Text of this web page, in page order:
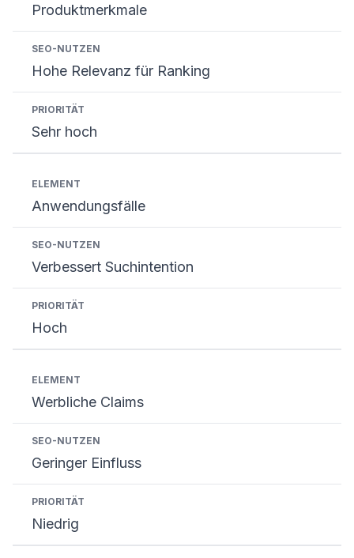
Produktmerkmale
Hohe Relevanz für Ranking
Sehr hoch
Anwendungsfälle
Verbessert Suchintention
Hoch
Werbliche Claims
Geringer Einfluss
Niedrig